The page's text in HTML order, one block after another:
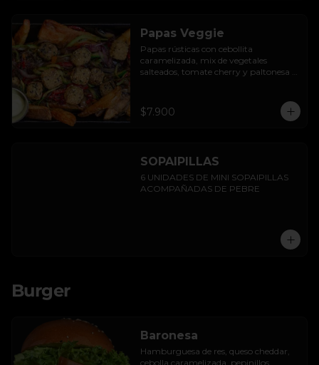
Papas Veggie
Papas rústicas con cebollita
caramelizada, mix de vegetales
salteados, tomate cherry y paltonesa
$7.900
SOPAIPILLAS
6 UNIDADES DE MINI SOPAIPILLAS
ACOMPAÑADAS DE PEBRE
Burger
Baronesa
Hamburguesa de res, queso cheddar,
cebolla caramelizada, pepinillos,